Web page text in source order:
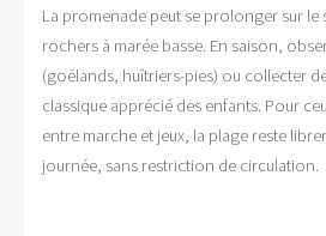
La promenade peut se prolonger sur le
rochers à marée basse. En saison,
(goélands, huîtriers-pies) ou collecter
classique apprécié des enfants. Pour
entre marche et jeux, la plage reste
journée, sans restriction de circulation.